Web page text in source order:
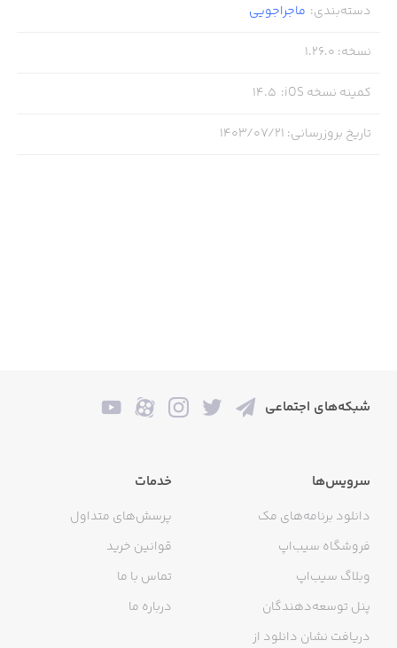
دسته‌بندی: ماجراجویی
نسخه:
1.26.0
کمینه نسخه iOS :
14.5
تاریخ بروزرسانی: ۱۴۰۳/۰۷/۲۱
شبکه‌های اجتماعی
سرویس‌ها
دانلود برنامه‌های مک
فروشگاه سیب‌اپ
وبلاگ سیب‌اپ
پنل توسعه‌دهندگان
دریافت نشان دانلود از
خدمات
پرسش‌های متداول
قوانین خرید
تماس با ما
درباره ما